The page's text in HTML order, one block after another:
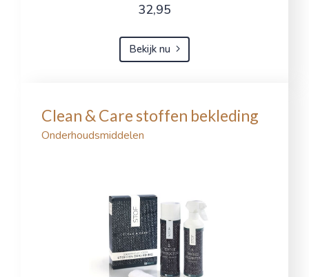
32,95
Bekijk nu
Clean & Care stoffen bekleding
Onderhoudsmiddelen